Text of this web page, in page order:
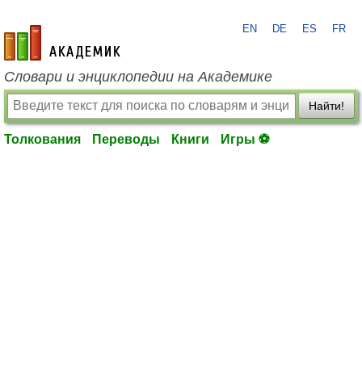
academic.ru
EN DE ES FR
Словари и энциклопедии на Академике
Найти!
Толкования Переводы Книги Игры ⚽